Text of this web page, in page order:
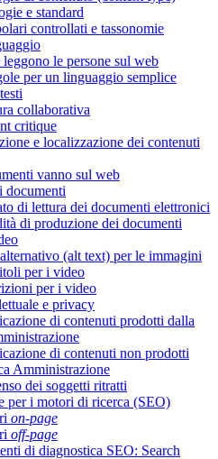
e standard
controllati e tassonomie
le persone sul web
per un linguaggio semplice
collaborativa
critique
e localizzazione dei contenuti
vanno sul web
documenti
di lettura dei documenti elettronici
di produzione dei documenti
(alt text) per le immagini
per i video
per i video
e privacy
di contenuti prodotti dalla
di contenuti non prodotti
Amministrazione
dei soggetti ritratti
per i motori di ricerca (SEO)
on-page
off-page
di diagnostica SEO: Search